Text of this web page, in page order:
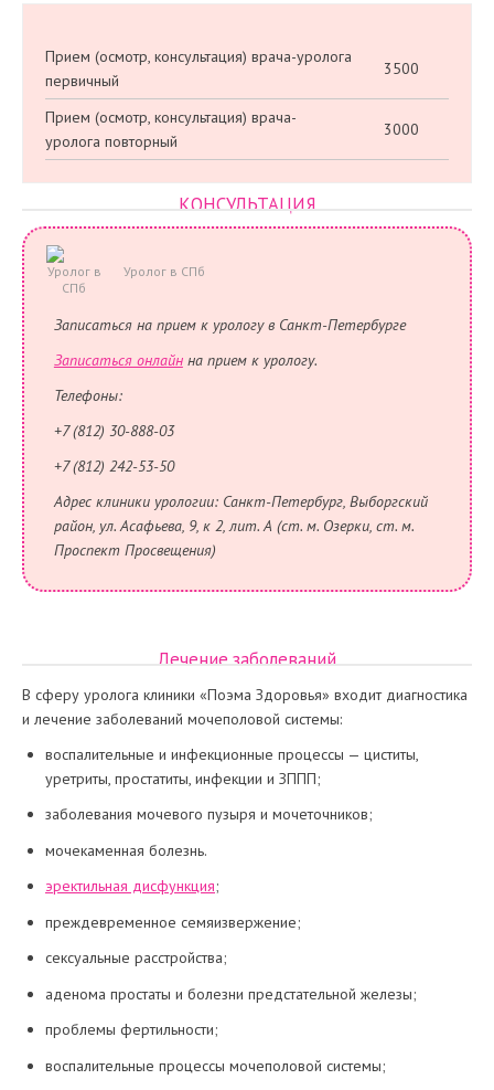
Прием (осмотр, консультация) врача-уролога
первичный
3500
Прием (осмотр, консультация) врача-
уролога повторный
3000
КОНСУЛЬТАЦИЯ
Уролог в СПб
Записаться на прием к урологу в Санкт-Петербурге
Записаться онлайнна прием к урологу.
Телефоны:
+7 (812) 30-888-03
+7 (812) 242-53-50
Адрес клиники урологии: Санкт-Петербург, Выборгский
район, ул. Асафьева, 9, к 2, лит. А (ст. м. Озерки, ст. м.
Проспект Просвещения)
Лечение заболеваний
В сферу уролога клиники «Поэма Здоровья» входит диагностика
и лечение заболеваний мочеполовой системы:
воспалительные и инфекционные процессы — циститы,
уретриты, простатиты, инфекции и ЗППП;
заболевания мочевого пузыря и мочеточников;
мочекаменная болезнь.
эректильная дисфункция;
преждевременное семяизвержение;
сексуальные расстройства;
аденома простаты и болезни предстательной железы;
проблемы фертильности;
воспалительные процессы мочеполовой системы;